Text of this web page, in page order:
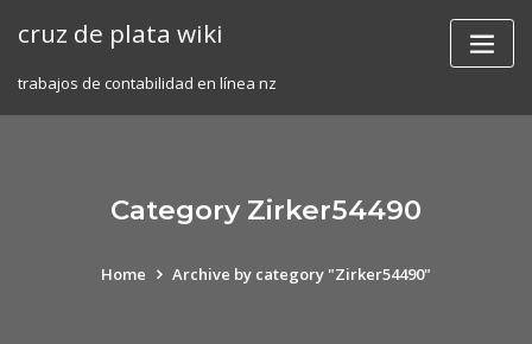
cruz de plata wiki
trabajos de contabilidad en línea nz
Category Zirker54490
Home Archive by category "Zirker54490"